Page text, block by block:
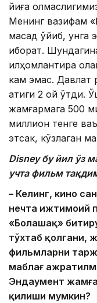
йиға
Менинг вазифам
мақсад қўйиб,
иборат.
илҳомлантира
кам эмас. Давлат
атиги 2 ой ўтди.
жамғармага 500
миллион тенге
этсак, кўзлаган
Disney бу йил ўз
учта фильм
– Келинг, кино
нечта ижтимоий
«Болашақ»
тўхтаб қолгани,
фильмларни
маблағ
Эндаумент
қилиши мумкин?